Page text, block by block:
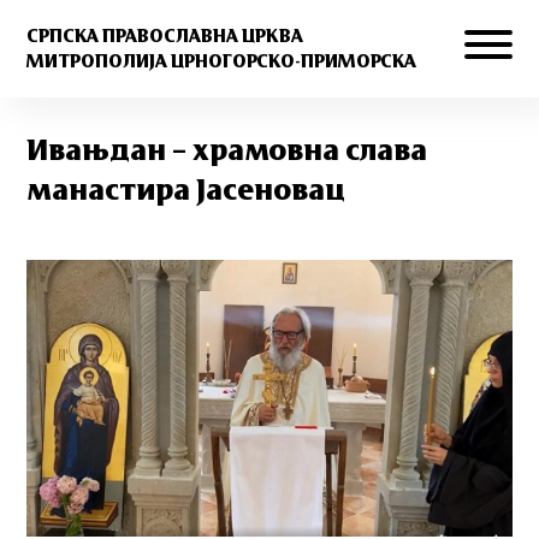
СРПСКА ПРАВОСЛАВНА ЦРКВА
МИТРОПОЛИЈА ЦРНОГОРСКО-ПРИМОРСКА
Ивањдан – храмовна слава
манастира Јасеновац